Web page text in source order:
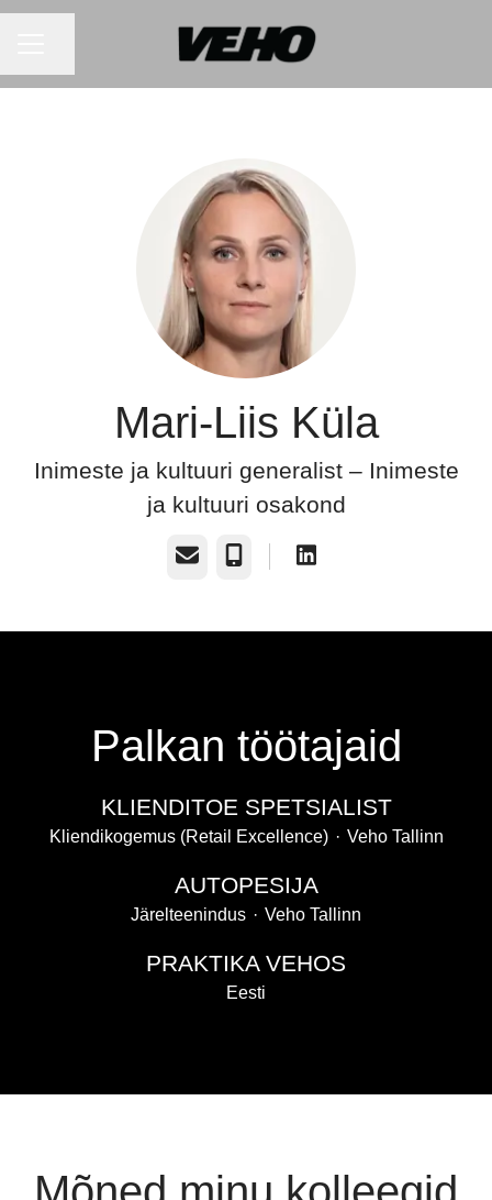
Mari-Liis Küla
Inimeste ja kultuuri generalist – Inimeste
ja kultuuri osakond
E-post
Palkan töötajaid
KLIENDITOE SPETSIALIST
Kliendikogemus (Retail Excellence) · Veho Tallinn
AUTOPESIJA
Järelteenindus · Veho Tallinn
PRAKTIKA VEHOS
Eesti